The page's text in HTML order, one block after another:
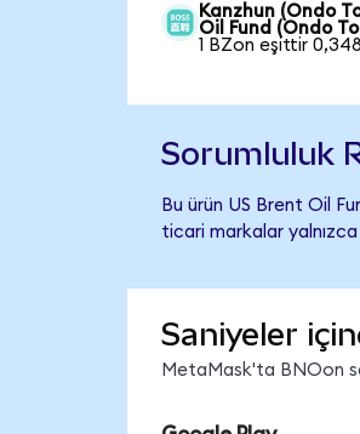
Kanzhun (Ondo
Oil Fund (Ondo
1 BZon eşittir
Sorumluluk
Bu ürün US Brent Oil
ticari markalar yalnızca
Saniyeler
MetaMask'ta BNOon